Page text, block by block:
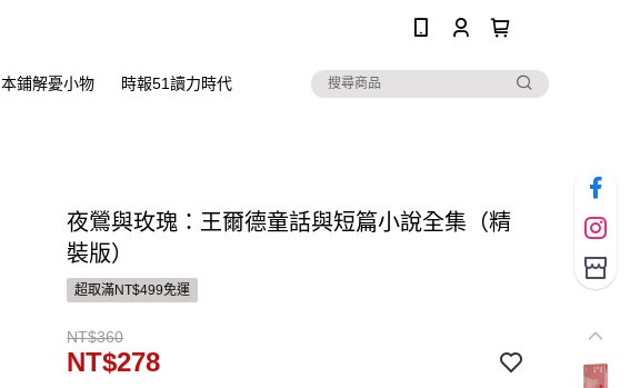
本鋪解憂小物 時報51讀力時代
夜鶯與玫瑰：王爾德童話與短篇小說全集（精
裝版）
超取滿NT$499免運
NT$360
NT$278